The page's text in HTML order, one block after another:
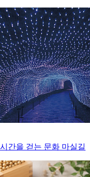
간을 걷는 문화 마실길